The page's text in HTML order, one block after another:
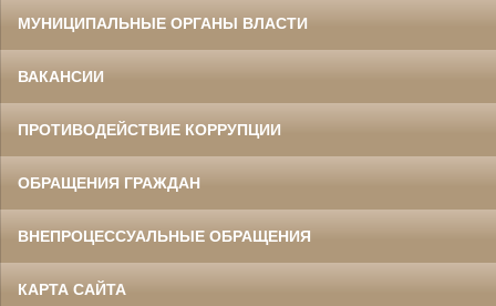
МУНИЦИПАЛЬНЫЕ ОРГАНЫ ВЛАСТИ
ВАКАНСИИ
ПРОТИВОДЕЙСТВИЕ КОРРУПЦИИ
ОБРАЩЕНИЯ ГРАЖДАН
ВНЕПРОЦЕССУАЛЬНЫЕ ОБРАЩЕНИЯ
КАРТА САЙТА